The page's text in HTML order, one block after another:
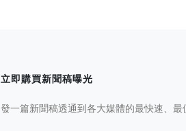
立即購買新聞稿曝光
發一篇新聞稿透通到各大媒體的最快速、最